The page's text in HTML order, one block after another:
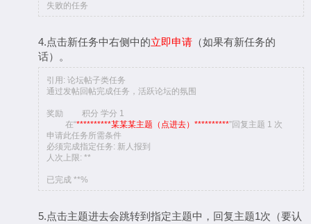
失败的任务
4.点击新任务中右侧中的立即申请 （如果有新任务的
话）。
引用: 论坛帖子类任务
通过发帖回帖完成任务，活跃论坛的氛围
奖励 积分 学分 1
在“**********某某某主题（点进去）**********”回复主题 1 次
申请此任务所需条件
必须完成指定任务: 新人报到
人次上限: **
已完成 **%
5.点击主题进去会跳转到指定主题中，回复主题1次（要认